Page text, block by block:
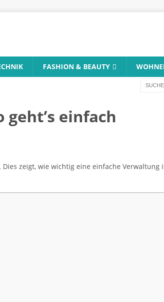
FASHION & BEAUTY
einfach
zeigt, wie wichtig eine einfache Verwaltung